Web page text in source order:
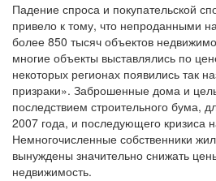
Падение спроса и покупательской
привело к тому, что непроданными
более 850 тысяч объектов
многие объекты выставлялись по
некоторых регионах появились так
призраки». Заброшенные дома и
последствием строительного бума,
2007 года, и последующего кризиса
Немногочисленные собственники
вынуждены значительно снижать
недвижимость.